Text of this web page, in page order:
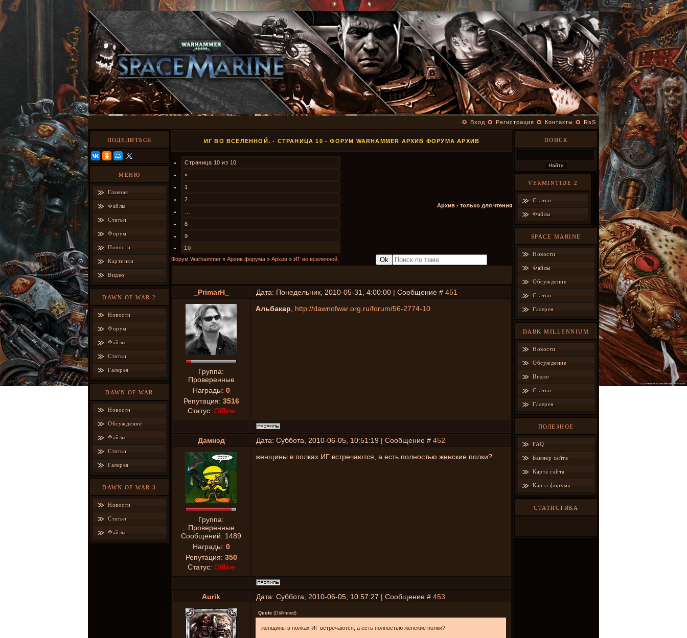
✪ Вход ✪ Регистрация ✪ Контакты ✪ RsS
ПОДЕЛИТЬСЯ
МЕНЮ
Главная
Файлы
Статьи
Форум
Новости
Картинки
Видео
DAWN OF WAR 2
Новости
Форум
Файлы
Статьи
Галерея
DAWN OF WAR
Новости
Обсуждение
Файлы
Статьи
Галерея
DAWN OF WAR 3
Новости
Статьи
Файлы
ИГ ВО ВСЕЛЕННОЙ. - СТРАНИЦА 10 - ФОРУМ WARHAMMER АРХИВ ФОРУМА АРХИВ
Страница 10 из 10
«
1
2
8
9
10
Архив - только для чтения
Форум Warhammer » Архив форума » Архив » ИГ во вселенной.
_PrimarH_ Дата: Понедельник, 2010-05-31, 4:00:00 | Сообщение # 451
Группа:
Проверенные
Награды: 0
Репутация: 3516
Статус: Offline
Альбакар http://dawnofwar.org.ru/forum/56-2774-10
Дамнэд Дата: Суббота, 2010-06-05, 10:51:19 | Сообщение # 452
Группа:
Проверенные
Сообщений: 1489
Награды: 0
Репутация: 350
Статус: Offline
женщины в полках ИГ встречаются, а есть полностью женские полки?
Aurik Дата: Суббота, 2010-06-05, 10:57:27 | Сообщение # 453
Quote (D@mned)
женщины в полках ИГ встречаются, а есть полностью женские полки?
ПОИСК
VERMINTIDE 2
Статьи
Файлы
SPACE MARINE
Новости
Файлы
Обсуждение
Статьи
Галерея
DARK MILLENNIUM
Новости
Обсуждение
Видео
Статьи
Галерея
ПОЛЕЗНОЕ
FAQ
Баннер сайта
Карта сайта
Карта форума
СТАТИСТИКА